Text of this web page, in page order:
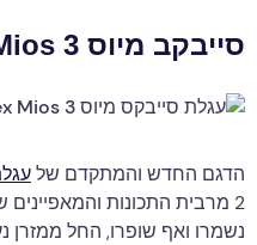
סייבקב מיוס 3 Cybex Mios
הדגם החדש והמתקדם של
2 מרבית התכונות
נשמרו ואף שופרו, החל ממזרן